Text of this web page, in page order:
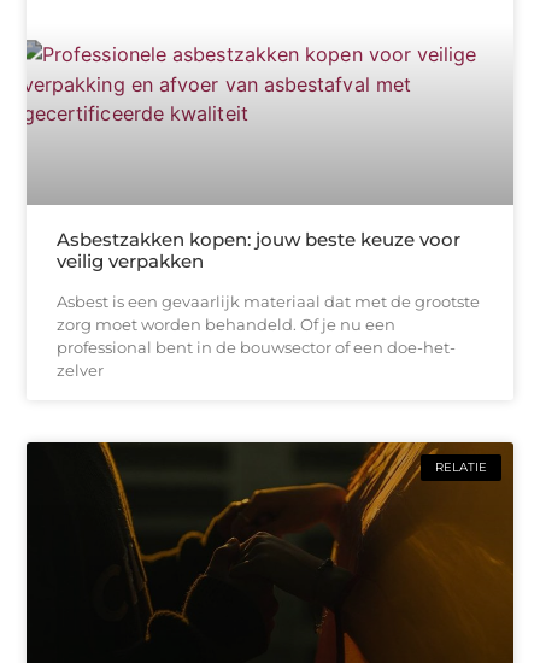
Asbestzakken kopen: jouw beste keuze voor
veilig verpakken
Asbest is een gevaarlijk materiaal dat met de grootste
zorg moet worden behandeld. Of je nu een
professional bent in de bouwsector of een doe-het-
zelver
RELATIE